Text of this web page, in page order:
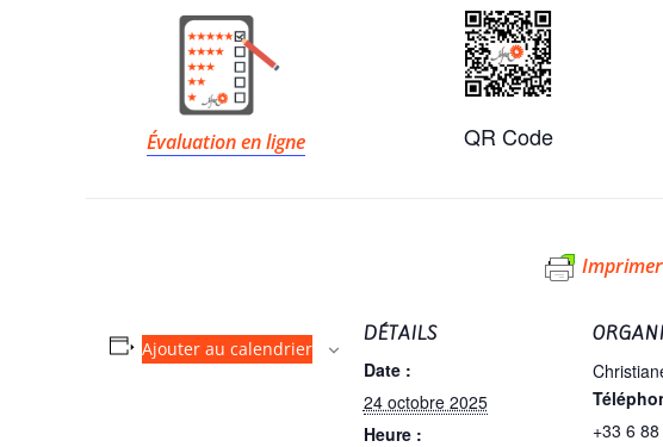
Évaluation en ligne QR Code
Imprimer
Ajouter au calendrier
DÉTAILS
Date :
24 octobre 2025
Heure :
+33 6